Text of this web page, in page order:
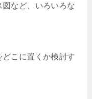
など、いろいろな
こに置くか検討す